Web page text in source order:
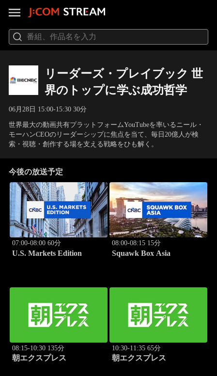
リーダーズ・プレイブック 世
界のトップに学ぶ成功哲学
06月28日 15:00-15:30 30分
世界最大の動画共有プラットフォームYouTubeを率いるニール・
モーハンCEOのリーダーシップに焦点を当て、毎日20億人が検
索・視聴・創作する場を支える戦略をひも解く。
今後の放送予定
07:00-08:00 60分
U.S. Markets Edition
08:00-08:15 15分
Squawk Box Asia
08:15-10:30 135分
朝エクスプレス
10:30-11:35 65分
朝エクスプレス